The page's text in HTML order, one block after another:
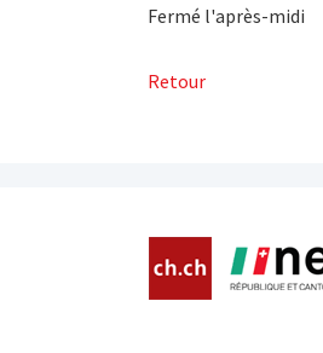
Fermé l'après-midi
Retour